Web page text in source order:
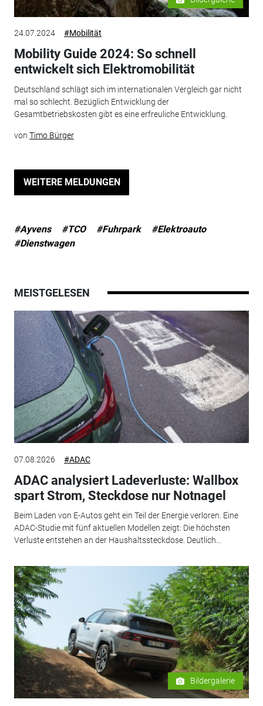
24.07.2024 #Mobilität
Mobility Guide 2024: So schnell
entwickelt sich Elektromobilität
Deutschland schlägt sich im internationalen Vergleich gar nicht
mal so schlecht. Bezüglich Entwicklung der
Gesamtbetriebskosten gibt es eine erfreuliche Entwicklung.
von Timo Bürger
WEITERE MELDUNGEN
#Ayvens #TCO #Fuhrpark
#Elektroauto
#Dienstwagen
MEISTGELESEN
07.08.2026 #ADAC
ADAC analysiert Ladeverluste: Wallbox
spart Strom, Steckdose nur Notnagel
Beim Laden von E-Autos geht ein Teil der Energie verloren. Eine
ADAC-Studie mit fünf aktuellen Modellen zeigt: Die höchsten
Verluste entstehen an der Haushaltssteckdose. Deutlich...
Bildergalerie